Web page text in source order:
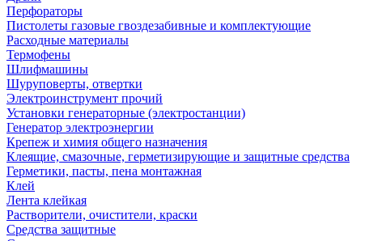
Перфораторы
Пистолеты газовые гвоздезабивные и комплектующие
Расходные материалы
Термофены
Шлифмашины
Шуруповерты, отвертки
Электроинструмент прочий
Установки генераторные (электростанции)
Генератор электроэнергии
Крепеж и химия общего назначения
Клеящие, смазочные, герметизирующие и защитные средства
Герметики, пасты, пена монтажная
Клей
Лента клейкая
Растворители, очистители, краски
Средства защитные